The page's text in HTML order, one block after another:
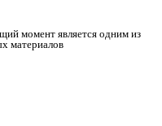
момент является одним из
материалов